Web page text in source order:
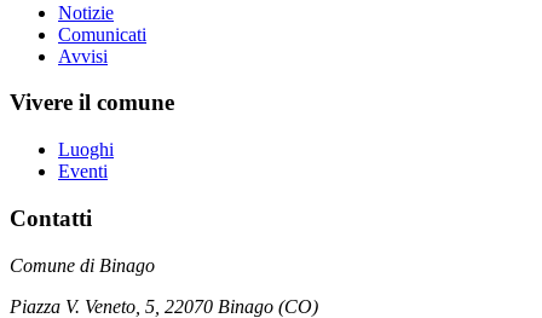
Notizie
Comunicati
Avvisi
Vivere il comune
Luoghi
Eventi
Contatti
Comune di Binago
Piazza V. Veneto, 5, 22070 Binago (CO)